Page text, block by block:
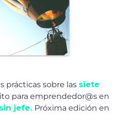
prácticas sobre las siete
para emprendedor@s en
jefe. Próxima edición en